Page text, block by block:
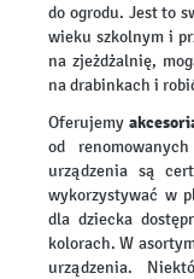
do ogrodu. Jest to
wieku szkolnym i
na zjeżdżalnię,
na drabinkach i
Oferujemy
od
urządzenia są
wykorzystywać w
dla dziecka
kolorach. W
urządzenia.